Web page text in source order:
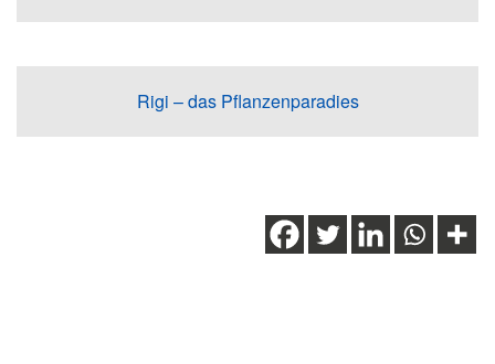
Rigi – das Pflanzenparadies